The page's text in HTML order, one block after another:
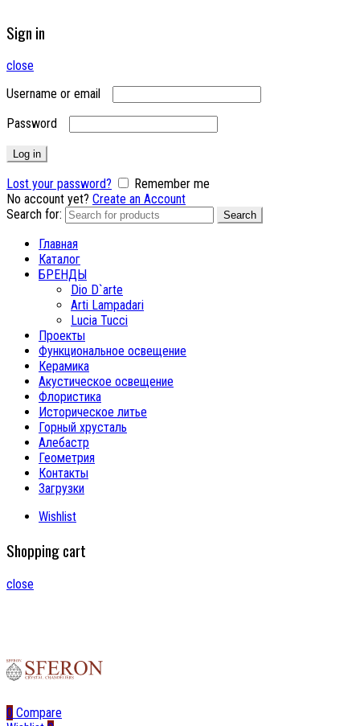
Sign in
close
Username or email
Password
Log in
Lost your password?
Remember me
No account yet? Create an Account
Search for:
Search
Главная
Каталог
БРЕНДЫ
Dio D`arte
Arti Lampadari
Lucia Tucci
Проекты
Функциональное освещение
Керамика
Акустическое освещение
Флористика
Историческое литье
Горный хрусталь
Алебастр
Геометрия
Контакты
Загрузки
Wishlist
Shopping cart
close
0 Compare